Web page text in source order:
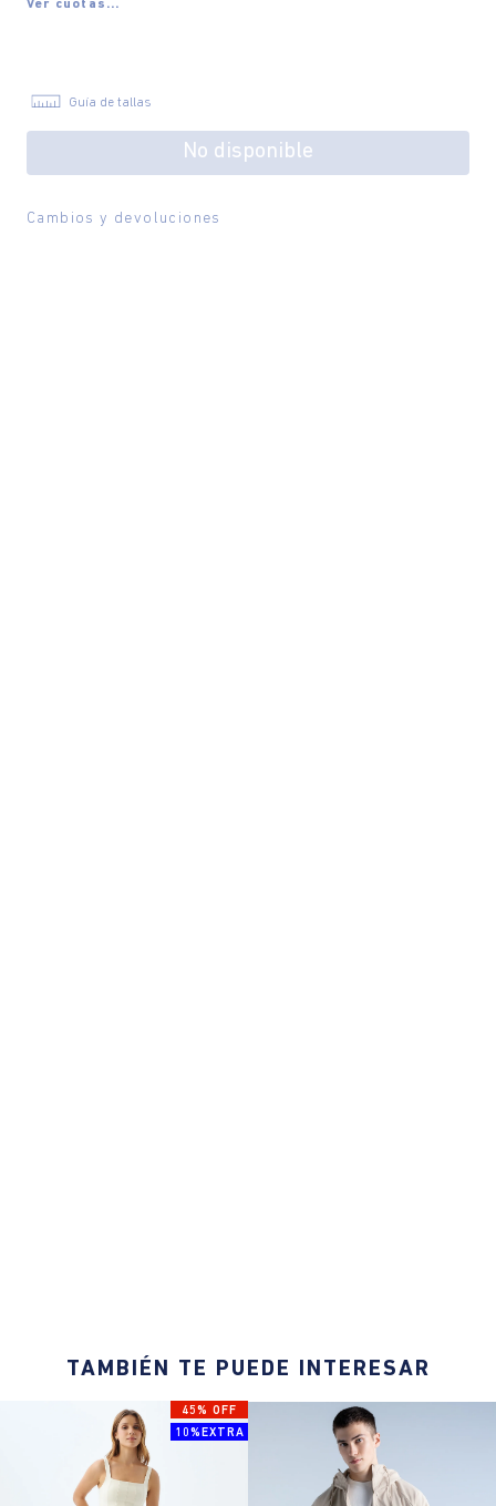
Ver cuotas...
Guía de tallas
No disponible
Cambios y devoluciones
TAMBIÉN TE PUEDE INTERESAR
45% OFF
10%EXTRA